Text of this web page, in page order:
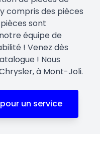
compris des pièces
sont
équipe de
! Venez dès
! Nous
à Mont-Joli.
un service